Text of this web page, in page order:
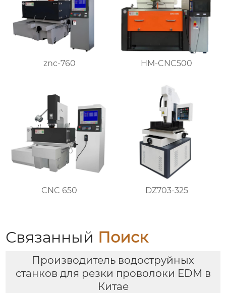
znc-760 HM-CNC500
CNC 650 DZ703-325
Связанный Поиск
Производитель водоструйных
станков для резки проволоки EDM в
Китае